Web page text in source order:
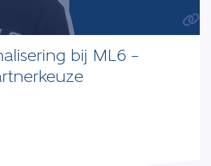
bij ML6 –